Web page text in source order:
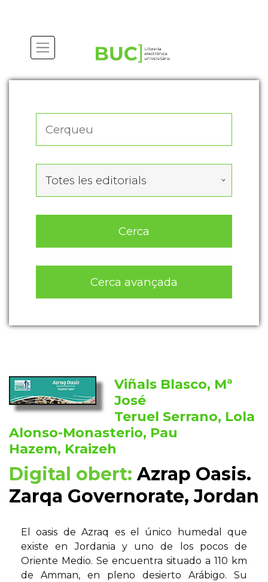
Totes les editorials
Cerca
Cerca avançada
Viñals Blasco, Mª
José
Teruel Serrano, Lola
Alonso-Monasterio, Pau
Hazem, Kraizeh
Digital obert: Azrap Oasis.
Zarqa Governorate, Jordan
El oasis de Azraq es el único humedal que
existe en Jordania y uno de los pocos de
Oriente Medio. Se encuentra situado a 110 km
de Amman, en pleno desierto Arábigo. Su